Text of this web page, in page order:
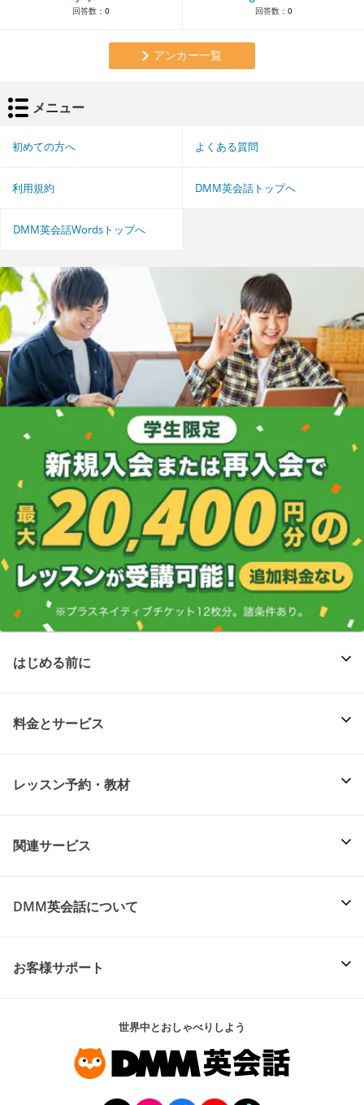
回答数： 0 回答数： 0
アンカー一覧
メニュー
初めての方へ よくある質問
利用規約 DMM英会話トップへ
DMM英会話Wordsトップへ
はじめる前に
料金とサービス
レッスン予約・教材
関連サービス
DMM英会話について
お客様サポート
世界中とおしゃべりしよう